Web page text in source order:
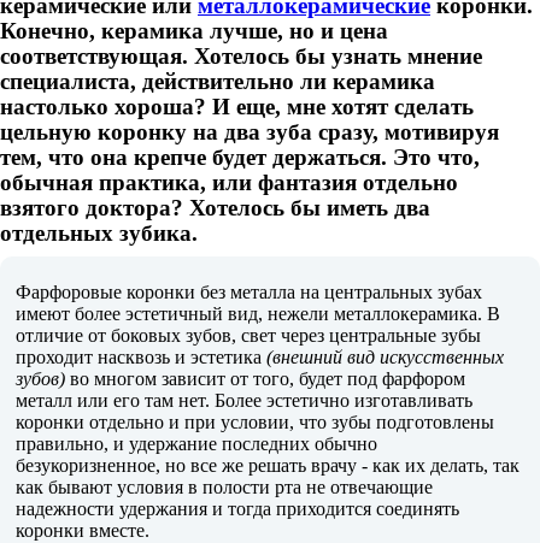
Конечно, керамика лучше, но и цена
соответствующая. Хотелось бы узнать мнение
специалиста, действительно ли керамика
настолько хороша? И еще, мне хотят сделать
цельную коронку на два зуба сразу, мотивируя
тем, что она крепче будет держаться. Это что,
обычная практика, или фантазия отдельно
взятого доктора? Хотелось бы иметь два
отдельных зубика.
Фарфоровые коронки без металла на центральных зубах
имеют более эстетичный вид, нежели металлокерамика. В
отличие от боковых зубов, свет через центральные зубы
проходит насквозь и эстетика(внешний вид искусственных
зубов) во многом зависит от того, будет под фарфором
металл или его там нет. Более эстетично изготавливать
коронки отдельно и при условии, что зубы подготовлены
правильно, и удержание последних обычно
безукоризненное, но все же решать врачу - как их делать, так
как бывают условия в полости рта не отвечающие
надежности удержания и тогда приходится соединять
коронки вместе.